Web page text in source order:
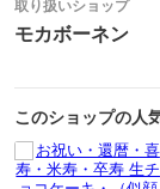
生クリーム（国産
麦粉、ショートニ
（アルミフリー）着
取り扱いショップ
モカボーネン
このショップの人